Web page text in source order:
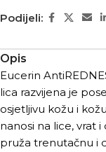
Podijeli:
Opis
Eucerin
lica razvijena je
osjetljivu kožu i
nanosi na lice, vrat
pruža trenutačnu i